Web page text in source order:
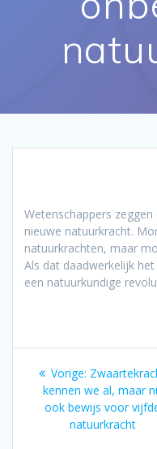
Wetenschappers
nieuwe natuurkracht.
natuurkrachten, maar
Als dat daadwerkelijk
een natuurkundige
Bericht
navigatie
Vorige: Vorig
bericht:
kennen we al, maar
ook bewijs voor
natuurkracht